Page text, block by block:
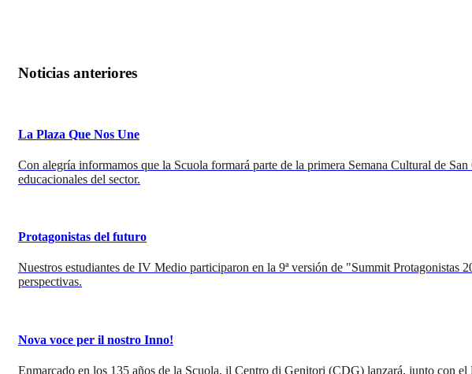
Noticias anteriores
La Plaza Que Nos Une
Con alegría informamos que la Scuola formará parte de la primera Semana Cultural de
educacionales del sector.
Protagonistas del futuro
Nuestros estudiantes de IV Medio participaron en la 9ª versión de "Summit
perspectivas.
Nova voce per il nostro Inno!
Enmarcado en los 135 años de la Scuola, il Centro di Genitori (CDG) lanzará, junto con